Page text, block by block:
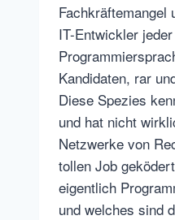
Fachkräftemangel
IT-Entwickler
Kandidaten, rar
Diese Spezies
und hat nicht
Netzwerke von
tollen Job
eigentlich
und welches sind